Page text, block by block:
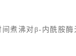
间煮沸对β-内酰胺